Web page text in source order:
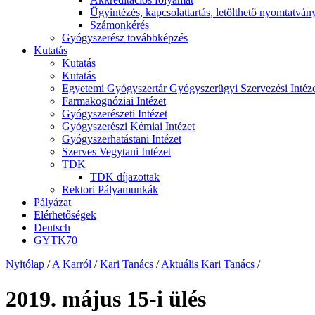
Ügyintézés, kapcsolattartás, letölthető
Számonkérés
Gyógyszerész továbbképzés
Kutatás
Kutatás
Kutatás
Egyetemi Gyógyszertár Gyógyszerügyi Szervezési
Farmakognóziai Intézet
Gyógyszerészeti Intézet
Gyógyszerészi Kémiai Intézet
Gyógyszerhatástani Intézet
Szerves Vegytani Intézet
TDK
TDK díjazottak
Rektori Pályamunkák
Pályázat
Elérhetőségek
Deutsch
GYTK70
Nyitólap / A Karról / Kari Tanács / Aktuális Kari Tanács /
2019. május 15-i ülés